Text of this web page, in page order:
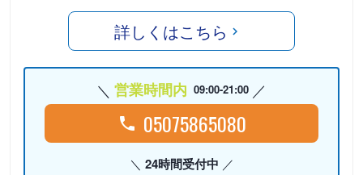
詳しくはこちら
営業時間内 09:00-21:00
05075865080
24時間受付中